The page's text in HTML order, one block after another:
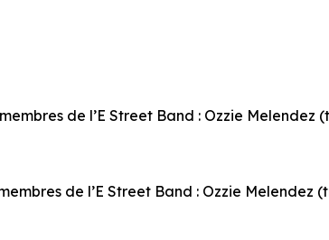
de l’E Street Band : Ozzie Melendez
de l’E Street Band : Ozzie Melendez